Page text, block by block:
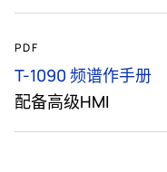
PDF
T-1090 频谱作手册
配备高级HMI